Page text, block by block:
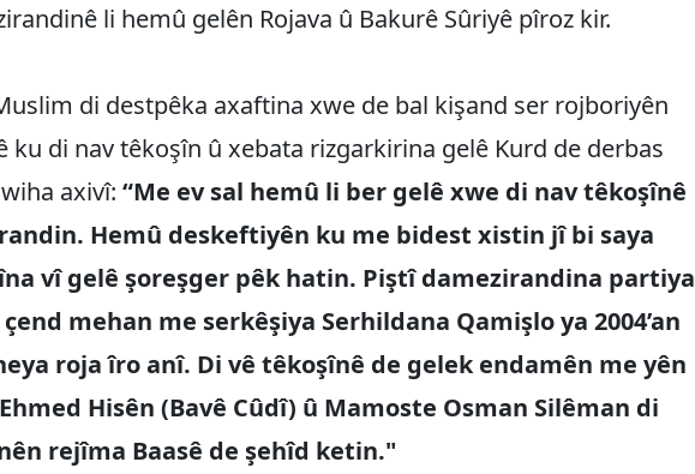
li hemû gelên Rojava û Bakurê Sûriyê pîroz kir.
di destpêka axaftina xwe de bal kişand ser rojboriyên
ku di nav têkoşîn û xebata rizgarkirina gelê Kurd de derbas
axivî: “Me ev sal hemû li ber gelê xwe di nav têkoşînê
Hemû deskeftiyên ku me bidest xistin jî bi saya
vî gelê şoreşger pêk hatin. Piştî damezirandina partiya
mehan me serkêşiya Serhildana Qamişlo ya 2004’an
roja îro anî. Di vê têkoşînê de gelek endamên me yên
Hisên (Bavê Cûdî) û Mamoste Osman Silêman di
rejîma Baasê de şehîd ketin."